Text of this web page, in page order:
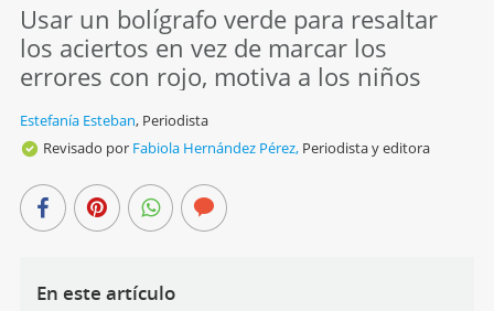
Usar un bolígrafo verde para resaltar
los aciertos en vez de marcar los
errores con rojo, motiva a los niños
Estefanía Esteban, Periodista
Revisado por Fabiola Hernández Pérez, Periodista y editora
En este artículo